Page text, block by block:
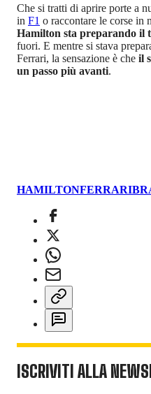
Che si tratti di aprire porte a
in F1 o raccontare le corse in
Hamilton sta preparando il
fuori. E mentre si stava
Ferrari, la sensazione è che il
un passo più avanti.
HAMILTONFERRARI
ISCRIVITI ALLA